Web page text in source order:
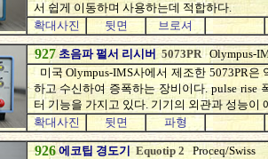
서 쉽게 이동하며 사용하는데 적합하다.
확대사진
뒷면 브로셔
927 초음파 펄서 리시버 5073PR Olympus-
미국 Olympus-IMS사에서 제조한 5073PR은
하고 수신하여 증폭하는 장비이다. pulse rise
터 기능을 가지고 있다. 기기의 외관과 성능이
확대사진
뒷면 파형
926 에코팁 경도기 Equotip 2
Proceq/Swiss